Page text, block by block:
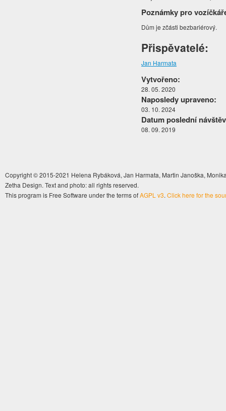
Poznámky pro
Dům je zčásti bezbariérový.
Přispěvatelé:
Jan Harmata
Vytvořeno:
28. 05. 2020
Naposledy upraveno:
03. 10. 2024
Datum poslední
08. 09. 2019
Copyright © 2015-2021 Helena Rybáková, Jan Harmata, Martin Janoška,
Zetha Design. Text and photo: all rights reserved.
This program is Free Software under the terms ofAGPL v3. Click here for the